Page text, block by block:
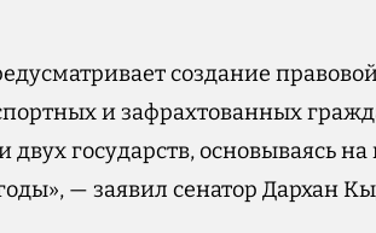
создание
и зафрахтованных
двух государств, основываясь
— заявил сенатор Дархан